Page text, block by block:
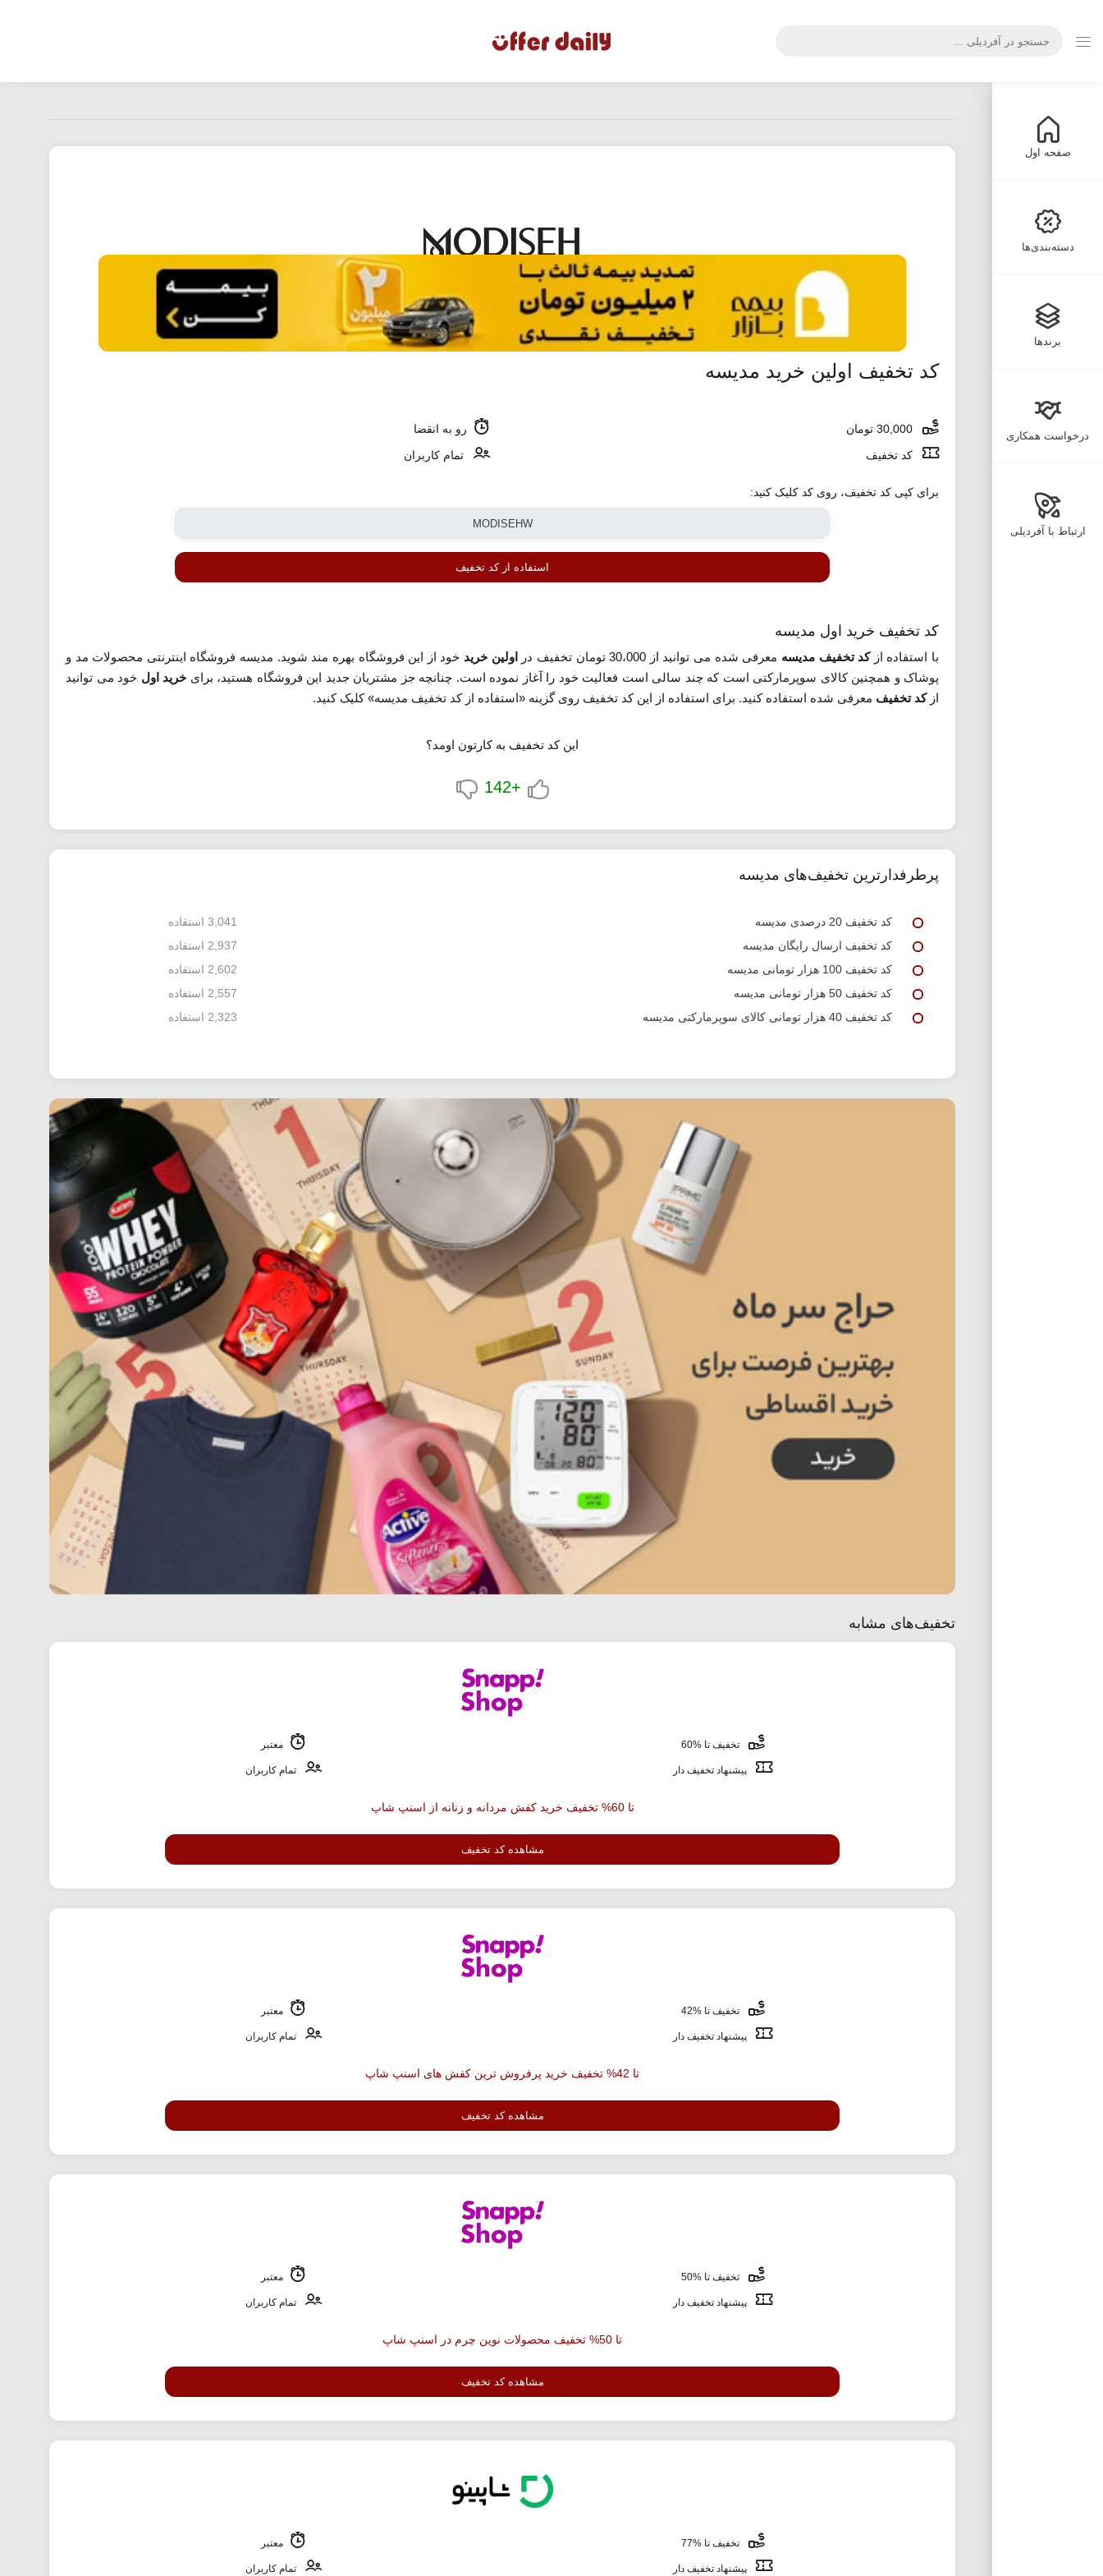
صفحه اول
دسته‌بندی‌ها
برندها
درخواست همکاری
ارتباط با آفردیلی
کد تخفیف اولین خرید مدیسه
رو به انقضا
کد تخفیف
تمام کاربران
برای کپی کد تخفیف، روی کد کلیک کنید:
استفاده از کد تخفیف
کد تخفیف خرید اول مدیسه
با استفاده ازکد تخفیف مدیسه معرفی شده می توانید از 30،000 تومان تخفیف در اولین خرید خود از این فروشگاه بهره مند شوید. مدیسه فروشگاه اینترنتی محصولات مد و
پوشاک و همچنین کالای سوپرمارکتی است که چند سالی است فعالیت خود را آغاز نموده است. چنانچه جز مشتریان جدید این فروشگاه هستید، برای خرید اول خود می توانید
ازکد تخفیف معرفی شده استفاده کنید. برای استفاده از این کد تخفیف روی گزینه «استفاده از کد تخفیف مدیسه» کلیک کنید.
این کد تخفیف به کارتون اومد؟
+142
پرطرفدارترین تخفیف‌های مدیسه
کد تخفیف 20 درصدی مدیسه
3,041 استفاده
کد تخفیف ارسال رایگان مدیسه
2,937 استفاده
کد تخفیف 100 هزار تومانی مدیسه
2,602 استفاده
کد تخفیف 50 هزار تومانی مدیسه
2,557 استفاده
کد تخفیف 40 هزار تومانی کالای سوپرمارکتی مدیسه
2,323 استفاده
تخفیف‌های مشابه
تخفیف تا %60 معتبر
پیشنهاد تخفیف دار تمام کاربران
تا 60% تخفیف خرید کفش مردانه و زنانه از اسنپ شاپ
مشاهده کد تخفیف
تخفیف تا %42 معتبر
پیشنهاد تخفیف دار تمام کاربران
تا 42% تخفیف خرید پرفروش ترین کفش های اسنپ شاپ
مشاهده کد تخفیف
تخفیف تا %50 معتبر
پیشنهاد تخفیف دار تمام کاربران
تا 50% تخفیف محصولات نوین چرم در اسنپ شاپ
مشاهده کد تخفیف
تخفیف تا %77 معتبر
پیشنهاد تخفیف دار تمام کاربران